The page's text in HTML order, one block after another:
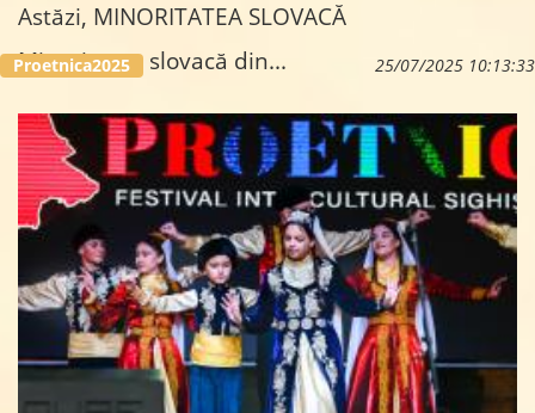
Astăzi, MINORITATEA SLOVACĂ
Minoritatea slovacă din...
25/07/2025 10:13:33
Proetnica2025